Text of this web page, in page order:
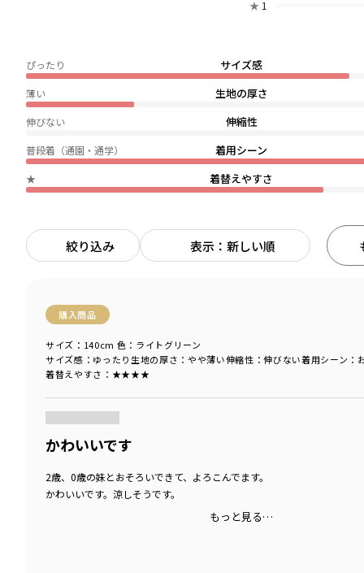
★ 1
サイズ感
ぴったり
生地の厚さ
薄い
伸縮性
伸びない
着用シーン
普段着（通園・通学）
着替えやすさ
★
絞り込み 表示：新しい順
購入商品
サイズ感 ：ゆったり 生地の厚さ ：やや薄い伸縮性 ：伸びない着用シーン ：
着替えやすさ ：★★★★
サイズ：140cm 色：ライトグリーン
かわいいです
2歳、0歳の妹とおそろいできて、よろこんでます。
かわいいです。涼しそうです。
もっと見る…